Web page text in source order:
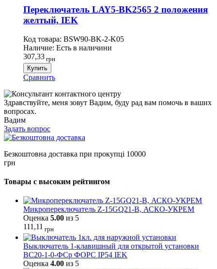
Переключатель LAY5-BK2565 2 положения
желтый, IEK
Код товара: BSW90-BK-2-K05
Наличие: Есть в наличини
307,33 грн
Купить
Сравнить
Здравствуйте, меня зовут Вадим, буду рад вам помочь в ваших
вопросах.
Вадим
Задать вопрос
Безкоштовна доставка при прокупці 10000
грн
Товары с высоким рейтингом
Микропереключатель Z-15GQ21-B, АСКО-УКРЕМ
Оценка 5.00 из 5
111,11 грн
Выключатель 1-клавишный для открытой установки
ВС20-1-0-ФСр ФОРС IP54 IEK
Оценка 4.00 из 5